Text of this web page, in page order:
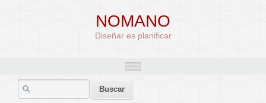
NOMANO
Diseñar es planificar